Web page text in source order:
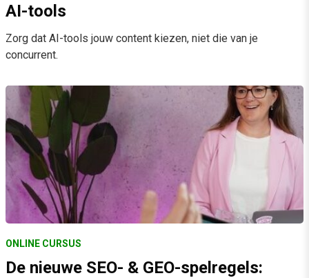
AI-tools
Zorg dat AI-tools jouw content kiezen, niet die van je
concurrent.
ONLINE CURSUS
De nieuwe SEO- & GEO-spelregels: